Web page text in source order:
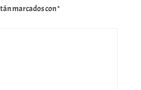
marcados con*